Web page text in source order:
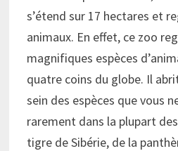
s’étend sur 17 hectares et
animaux. En effet, ce zoo
magnifiques espèces
quatre coins du globe. Il
sein des espèces que vous
rarement dans la plupart
tigre de Sibérie, de la